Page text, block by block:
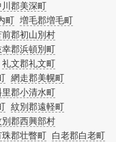
川郡美深町
町 増毛郡増毛町
前郡初山別村
幸郡浜頓別町
礼文郡礼文町
網走郡美幌町
里郡小清水町
紋別郡遠軽町
別郡西興部村
珠郡壮瞥町 白老郡白老町